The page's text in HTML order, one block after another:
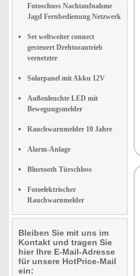
Fotoschuss Nachtaufnahme
Jagd Fernbedienung Netzwerk
Set weltweiter connect
gesteuert Drehtorantrieb
vernetzter
Solarpanel mit Akku 12V
Außenleuchte LED mit
Bewegungsmelder
Rauchwarnmelder 10 Jahre
Alarm-Anlage
Bluetooth Türschloss
Fotoelektrischer
Rauchwarnmelder
Bleiben Sie mit uns im
Kontakt und tragen Sie
hier Ihre E-Mail-Adresse
für unsere HotPrice-Mail
ein: